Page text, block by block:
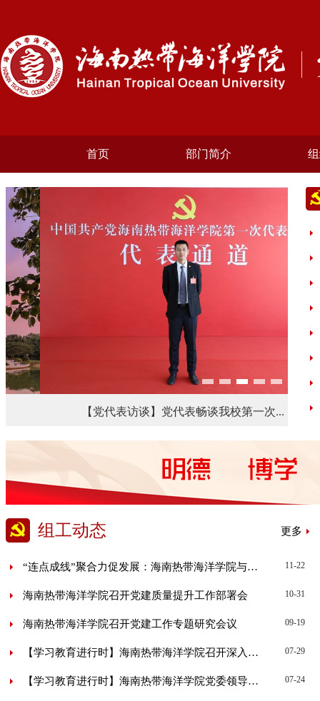
首页 部门简介
【党代表访谈】党代表畅谈我校第一次...
更多
组工动态
11-22
“连点成线”聚合力促发展：海南热带海洋学院与多所学校开...
10-31
海南热带海洋学院召开党建质量提升工作部署会
09-19
海南热带海洋学院召开党建工作专题研究会议
07-29
【学习教育进行时】海南热带海洋学院召开深入贯彻中央八项...
07-24
【学习教育进行时】海南热带海洋学院党委领导班子深入各二...